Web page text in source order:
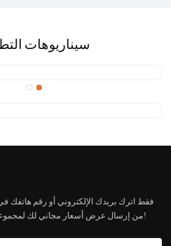
سيناريوهات
فقط اترك بريدك الإلكتروني أو رقم هاتفك
من إرسال عرض أسعار مجاني لك لمجموعة واسعة من المنتجات لدينا!